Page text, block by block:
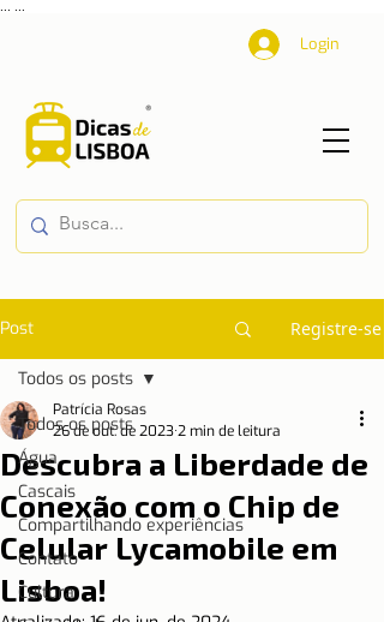
Login
Post Registre-se
Todos os posts
Água
Cascais
Compartilhando experiências
Contato
Cultura
Todos os posts
Descubra a Liberdade de
Conexão com o Chip de
Celular Lycamobile em
Lisboa!
Patrícia Rosas
26 de out. de 20232 min de leitura